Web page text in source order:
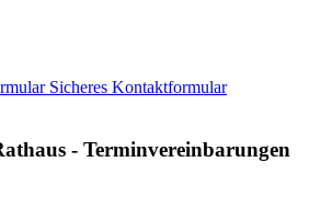
Sicheres Kontaktformular
- Terminvereinbarungen